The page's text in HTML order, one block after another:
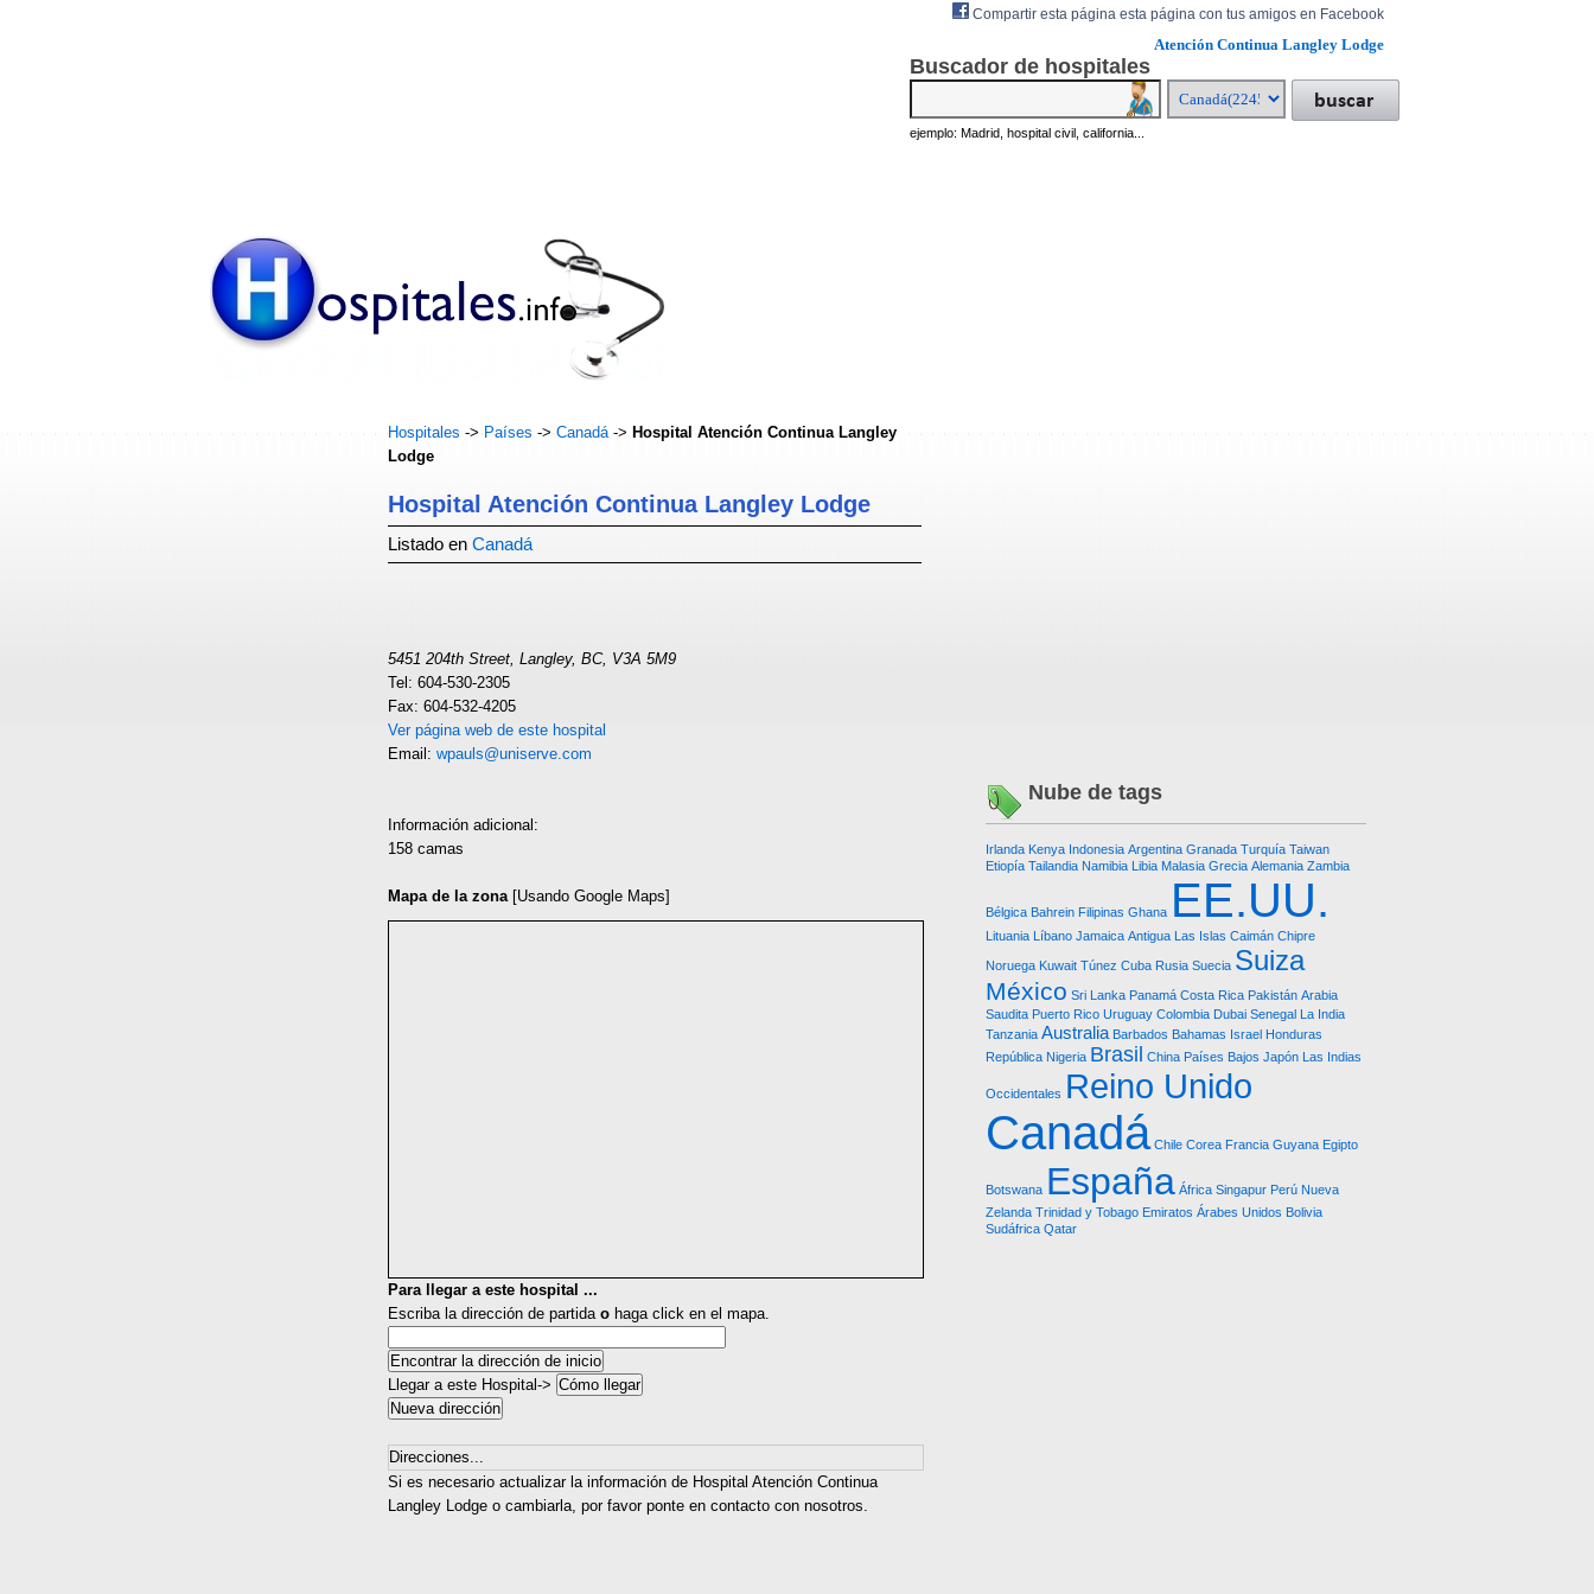
Atención Continua Langley Lodge
Buscador de hospitales
ejemplo: Madrid, hospital civil, california...
Hospitales -> Países -> Canadá-> Hospital Atención Continua Langley
Lodge
Hospital Atención Continua Langley Lodge
Listado en Canadá
5451 204th Street, Langley, BC, V3A 5M9
Tel: 604-530-2305
Fax: 604-532-4205
Ver página web de este hospital
Email: wpauls@uniserve.com
Información adicional:
158 camas
Mapa de la zona[Usando Google Maps]
Para llegar a este hospital ...
Escriba la dirección de partida o haga click en el mapa.
Llegar a este Hospital->
Direcciones...
Si es necesario actualizar la información de Hospital Atención Continua
Langley Lodge o cambiarla, por favor ponte en contacto con nosotros.
Nube de tags
Irlanda Kenya Indonesia Argentina Granada Turquía Taiwan
Etiopía Tailandia Namibia Libia Malasia Grecia Alemania Zambia
Bélgica Bahrein Filipinas Ghana EE.UU.
Lituania Líbano Jamaica Antigua Las Islas Caimán Chipre
Noruega Kuwait Túnez Cuba Rusia Suecia Suiza
México Sri Lanka Panamá Costa Rica Pakistán Arabia
Saudita Puerto Rico Uruguay Colombia Dubai Senegal La India
Tanzania Australia Barbados Bahamas Israel Honduras
República Nigeria Brasil China Países Bajos Japón Las Indias
Occidentales Reino Unido
Canadá Chile Corea Francia Guyana Egipto
Botswana España África Singapur Perú Nueva
Zelanda Trinidad y Tobago Emiratos Árabes Unidos Bolivia
Sudáfrica Qatar
Compartir esta página esta página con tus amigos en Facebook